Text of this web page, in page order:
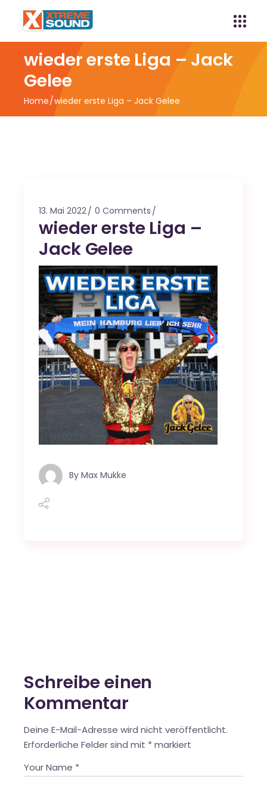
wieder erste Liga – Jack
Gelee
Home wieder erste Liga – Jack Gelee
13. Mai 2022 0 Comments
wieder erste Liga –
Jack Gelee
By Max Mukke
Schreibe einen
Kommentar
Deine E-Mail-Adresse wird nicht veröffentlicht.
Erforderliche Felder sind mit * markiert